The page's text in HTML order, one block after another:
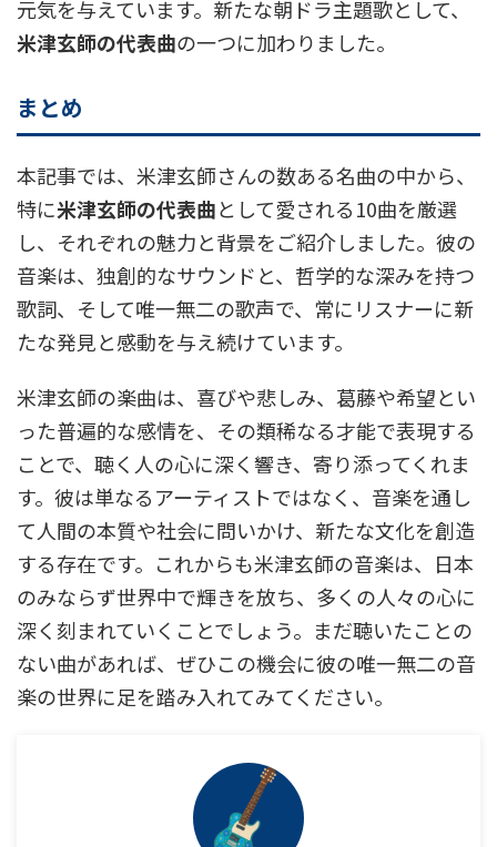
元気を与えています。新たな朝ドラ主題歌として、
米津玄師の代表曲の一つに加わりました。
まとめ
本記事では、米津玄師さんの数ある名曲の中から、
特に米津玄師の代表曲として愛される10曲を厳選
し、それぞれの魅力と背景をご紹介しました。彼の
音楽は、独創的なサウンドと、哲学的な深みを持つ
歌詞、そして唯一無二の歌声で、常にリスナーに新
たな発見と感動を与え続けています。
米津玄師の楽曲は、喜びや悲しみ、葛藤や希望とい
った普遍的な感情を、その類稀なる才能で表現する
ことで、聴く人の心に深く響き、寄り添ってくれま
す。彼は単なるアーティストではなく、音楽を通し
て人間の本質や社会に問いかけ、新たな文化を創造
する存在です。これからも米津玄師の音楽は、日本
のみならず世界中で輝きを放ち、多くの人々の心に
深く刻まれていくことでしょう。まだ聴いたことの
ない曲があれば、ぜひこの機会に彼の唯一無二の音
楽の世界に足を踏み入れてみてください。